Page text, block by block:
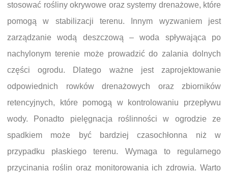
stosować rośliny okrywowe oraz systemy drenażowe, które
pomogą w stabilizacji terenu. Innym wyzwaniem jest
zarządzanie wodą deszczową – woda spływająca po
nachylonym terenie może prowadzić do zalania dolnych
części ogrodu. Dlatego ważne jest zaprojektowanie
odpowiednich rowków drenażowych oraz zbiorników
retencyjnych, które pomogą w kontrolowaniu przepływu
wody. Ponadto pielęgnacja roślinności w ogrodzie ze
spadkiem może być bardziej czasochłonna niż w
przypadku płaskiego terenu. Wymaga to regularnego
przycinania roślin oraz monitorowania ich zdrowia. Warto